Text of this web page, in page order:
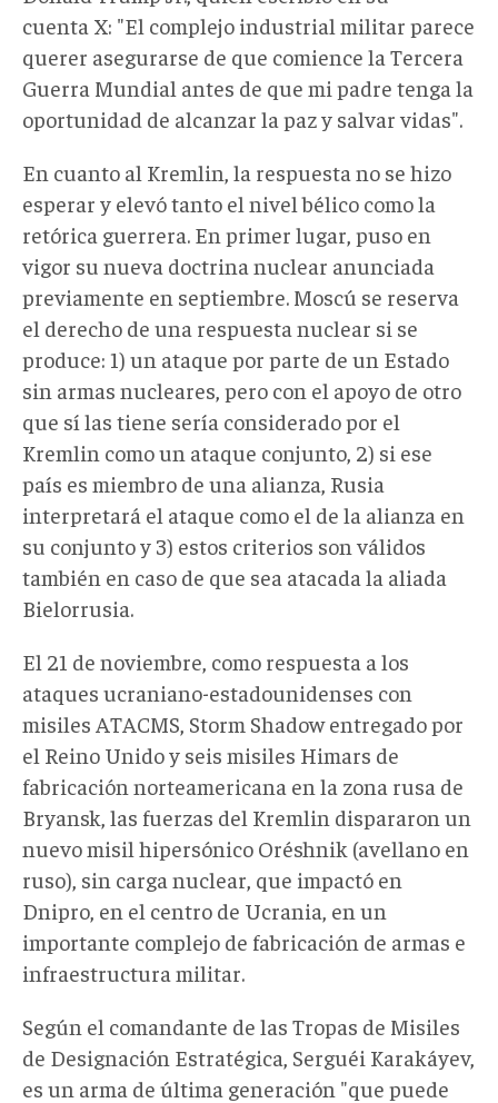
cuenta X: "El complejo industrial militar parece
querer asegurarse de que comience la Tercera
Guerra Mundial antes de que mi padre tenga la
oportunidad de alcanzar la paz y salvar vidas".
En cuanto al Kremlin, la respuesta no se hizo
esperar y elevó tanto el nivel bélico como la
retórica guerrera. En primer lugar, puso en
vigor su nueva doctrina nuclear anunciada
previamente en septiembre. Moscú se reserva
el derecho de una respuesta nuclear si se
produce: 1) un ataque por parte de un Estado
sin armas nucleares, pero con el apoyo de otro
que sí las tiene sería considerado por el
Kremlin como un ataque conjunto, 2) si ese
país es miembro de una alianza, Rusia
interpretará el ataque como el de la alianza en
su conjunto y 3) estos criterios son válidos
también en caso de que sea atacada la aliada
Bielorrusia.
El 21 de noviembre, como respuesta a los
ataques ucraniano-estadounidenses con
misiles ATACMS, Storm Shadow entregado por
el Reino Unido y seis misiles Himars de
fabricación norteamericana en la zona rusa de
Bryansk, las fuerzas del Kremlin dispararon un
nuevo misil hipersónico Oréshnik (avellano en
ruso), sin carga nuclear, que impactó en
Dnipro, en el centro de Ucrania, en un
importante complejo de fabricación de armas e
infraestructura militar.
Según el comandante de las Tropas de Misiles
de Designación Estratégica, Serguéi Karakáyev,
es un arma de última generación "que puede